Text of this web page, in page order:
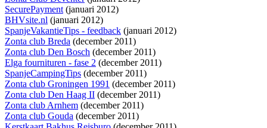
SecurePayment (januari 2012)
BHVsite.nl (januari 2012)
SpanjeVakantieTips - feedback (januari 2012)
Zonta club Breda (december 2011)
Zonta club Den Bosch (december 2011)
Elga fournituren - fase 2 (december 2011)
SpanjeCampingTips (december 2011)
Zonta club Groningen 1991 (december 2011)
Zonta club Den Haag II (december 2011)
Zonta club Arnhem (december 2011)
Zonta club Gouda (december 2011)